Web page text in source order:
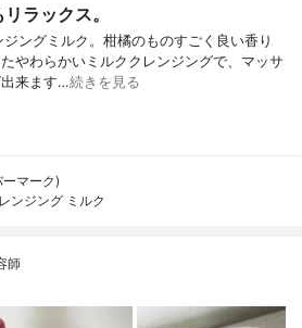
ラックス。
ングミルク。柑橘のものすごく良い香り
やわらかいミルククレンジングで、マッサ
来ます…続きを見る
マーク)
ンジング ミルク
師